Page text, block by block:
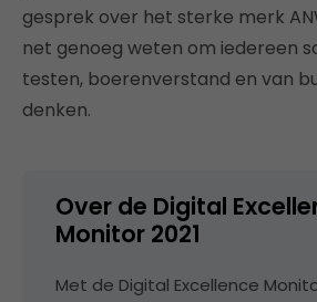
gesprek over het sterke merk
net genoeg weten om iedereen
testen, boerenverstand en van
denken.
Over de Digital
Monitor 2021
Met de Digital Excellence